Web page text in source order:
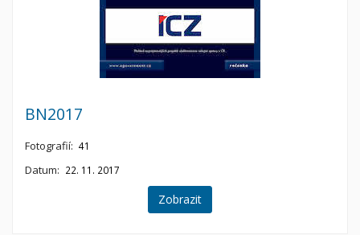
BN2017
Fotografií: 41
Datum: 22. 11. 2017
Zobrazit